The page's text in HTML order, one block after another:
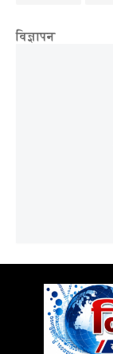
विज्ञापन